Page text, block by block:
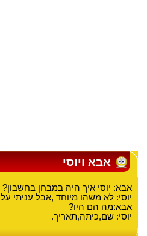
אבא ויוסי
אבא: יוסי איך היה במבחן בחשבון?
יוסי: לא משהו מיוחד ,אבל עניתי על 3 שאלות נכונות.
אבא:מה הם היו?
יוסי: שם,כיתה,תאריך.